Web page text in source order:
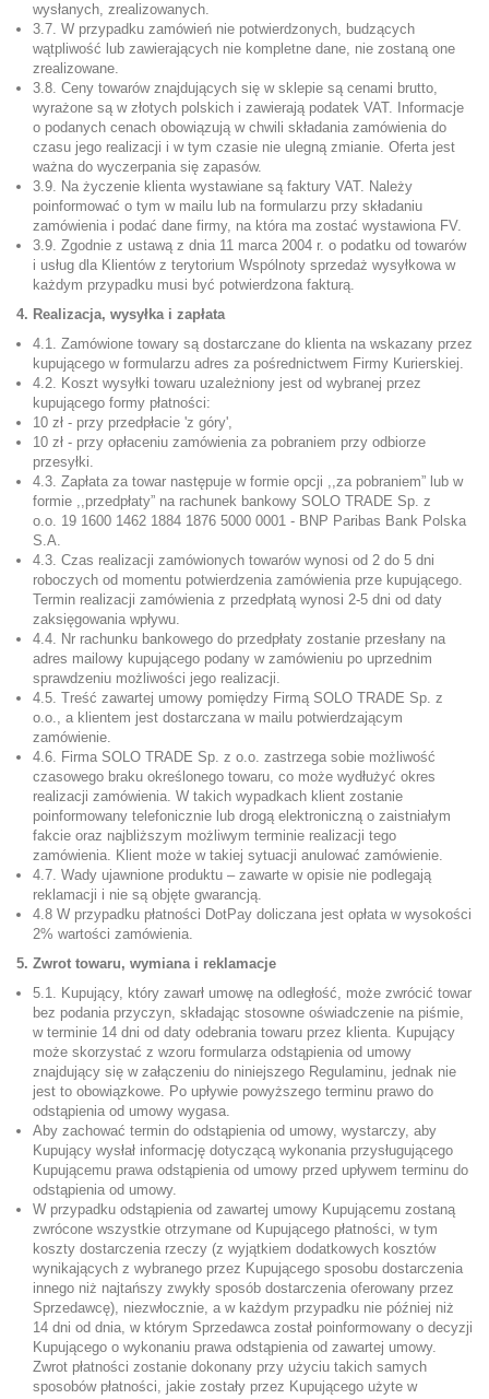
wysłanych, zrealizowanych.
3.7. W przypadku zamówień nie potwierdzonych, budzących
wątpliwość lub zawierających nie kompletne dane, nie zostaną one
zrealizowane.
3.8. Ceny towarów znajdujących się w sklepie są cenami brutto,
wyrażone są w złotych polskich i zawierają podatek VAT. Informacje
o podanych cenach obowiązują w chwili składania zamówienia do
czasu jego realizacji i w tym czasie nie ulegną zmianie. Oferta jest
ważna do wyczerpania się zapasów.
3.9. Na życzenie klienta wystawiane są faktury VAT. Należy
poinformować o tym w mailu lub na formularzu przy składaniu
zamówienia i podać dane firmy, na która ma zostać wystawiona FV.
3.9. Zgodnie z ustawą z dnia 11 marca 2004 r. o podatku od towarów
i usług dla Klientów z terytorium Wspólnoty sprzedaż wysyłkowa w
każdym przypadku musi być potwierdzona fakturą.
4. Realizacja, wysyłka i zapłata
4.1. Zamówione towary są dostarczane do klienta na wskazany przez
kupującego w formularzu adres za pośrednictwem Firmy Kurierskiej.
4.2. Koszt wysyłki towaru uzależniony jest od wybranej przez
kupującego formy płatności:
10 zł - przy przedpłacie 'z góry',
10 zł - przy opłaceniu zamówienia za pobraniem przy odbiorze
przesyłki.
4.3. Zapłata za towar następuje w formie opcji ,,za pobraniem” lub w
formie ,,przedpłaty” na rachunek bankowy SOLO TRADE Sp. z
o.o. 19 1600 1462 1884 1876 5000 0001 - BNP Paribas Bank Polska
S.A.
4.3. Czas realizacji zamówionych towarów wynosi od 2 do 5 dni
roboczych od momentu potwierdzenia zamówienia prze kupującego.
Termin realizacji zamówienia z przedpłatą wynosi 2-5 dni od daty
zaksięgowania wpływu.
4.4. Nr rachunku bankowego do przedpłaty zostanie przesłany na
adres mailowy kupującego podany w zamówieniu po uprzednim
sprawdzeniu możliwości jego realizacji.
4.5. Treść zawartej umowy pomiędzy Firmą SOLO TRADE Sp. z
o.o., a klientem jest dostarczana w mailu potwierdzającym
zamówienie.
4.6. Firma SOLO TRADE Sp. z o.o. zastrzega sobie możliwość
czasowego braku określonego towaru, co może wydłużyć okres
realizacji zamówienia. W takich wypadkach klient zostanie
poinformowany telefonicznie lub drogą elektroniczną o zaistniałym
fakcie oraz najbliższym możliwym terminie realizacji tego
zamówienia. Klient może w takiej sytuacji anulować zamówienie.
4.7. Wady ujawnione produktu – zawarte w opisie nie podlegają
reklamacji i nie są objęte gwarancją.
4.8 W przypadku płatności DotPay doliczana jest opłata w wysokości
2% wartości zamówienia.
5. Zwrot towaru, wymiana i reklamacje
5.1. Kupujący, który zawarł umowę na odległość, może zwrócić towar
bez podania przyczyn, składając stosowne oświadczenie na piśmie,
w terminie 14 dni od daty odebrania towaru przez klienta. Kupujący
może skorzystać z wzoru formularza odstąpienia od umowy
znajdujący się w załączeniu do niniejszego Regulaminu, jednak nie
jest to obowiązkowe. Po upływie powyższego terminu prawo do
odstąpienia od umowy wygasa.
Aby zachować termin do odstąpienia od umowy, wystarczy, aby
Kupujący wysłał informację dotyczącą wykonania przysługującego
Kupującemu prawa odstąpienia od umowy przed upływem terminu do
odstąpienia od umowy.
W przypadku odstąpienia od zawartej umowy Kupującemu zostaną
zwrócone wszystkie otrzymane od Kupującego płatności, w tym
koszty dostarczenia rzeczy (z wyjątkiem dodatkowych kosztów
wynikających z wybranego przez Kupującego sposobu dostarczenia
innego niż najtańszy zwykły sposób dostarczenia oferowany przez
Sprzedawcę), niezwłocznie, a w każdym przypadku nie później niż
14 dni od dnia, w którym Sprzedawca został poinformowany o decyzji
Kupującego o wykonaniu prawa odstąpienia od zawartej umowy.
Zwrot płatności zostanie dokonany przy użyciu takich samych
sposobów płatności, jakie zostały przez Kupującego użyte w